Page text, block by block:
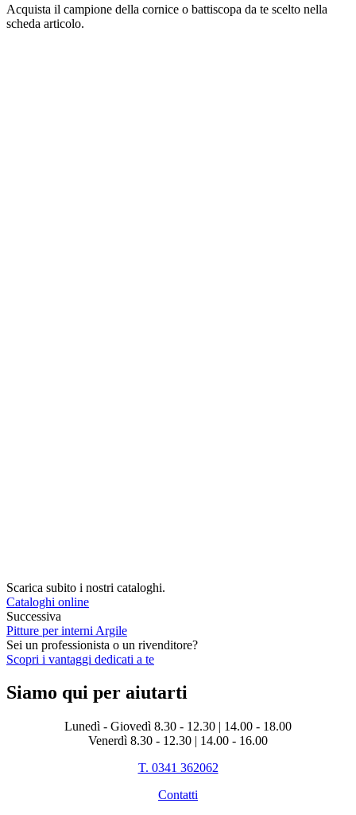
Acquista il campione della cornice o battiscopa da te scelto nella
scheda articolo.
Scarica subito i nostri cataloghi.
Cataloghi online
Successiva
Pitture per interni Argile
Sei un professionista o un rivenditore?
Scopri i vantaggi dedicati a te
Siamo qui per aiutarti
Lunedì - Giovedì 8.30 - 12.30 | 14.00 - 18.00
Venerdì 8.30 - 12.30 | 14.00 - 16.00
T. 0341 362062
Contatti